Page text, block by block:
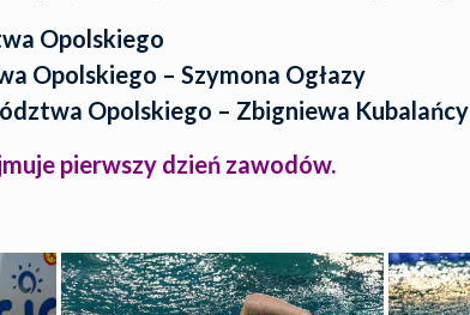
Opolskiego
Opolskiego – Szymona Ogłazy
Opolskiego – Zbigniewa Kubalańcy
pierwszy dzień zawodów.